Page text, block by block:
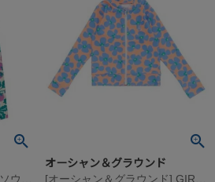
オーシャン＆グラウンド